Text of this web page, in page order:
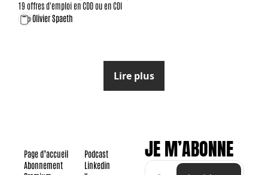
19 offres d'emploi en CDD ou en CDI
Olivier Spaeth
Lire plus
Page d’accueil
Abonnement
Podcast
Linkedin
JE M’ABONNE